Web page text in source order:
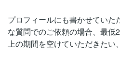
プロフィールにも書かせていた
な質問でのご依頼の場合、最低
上の期間を空けていただきたい